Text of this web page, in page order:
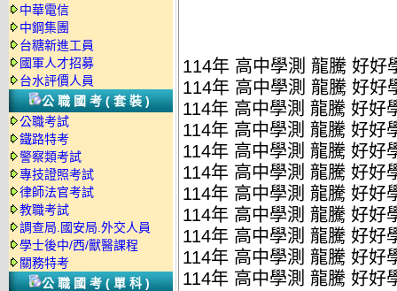
中華電信
中鋼集團
台糖新進工員
國軍人才招募
台水評價人員
公職國考(套裝)
公職考試
鐵路特考
警察類考試
專技證照考試
律師法官考試
教職考試
調查局.國安局.外交人員
學士後中/西/獸醫課程
關務特考
公職國考(單科)
114年 高中學測 龍騰 好好
114年 高中學測 龍騰 好好
114年 高中學測 龍騰 好好
114年 高中學測 龍騰 好好
114年 高中學測 龍騰 好好
114年 高中學測 龍騰 好好
114年 高中學測 龍騰 好好
114年 高中學測 龍騰 好好
114年 高中學測 龍騰 好好
114年 高中學測 龍騰 好好
114年 高中學測 龍騰 好好